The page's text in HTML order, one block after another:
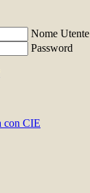
Nome Utente
Password
con CIE